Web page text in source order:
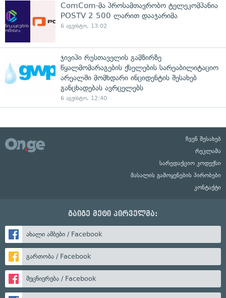
ComCom-მა პროსამთავრობო ტელეკომპანია
POSTV 2 500 ლარით დააჯარიმა
6 აგვისტო, 13:02
ჯივიპი რუსთაველის გამზირზე
წყალმომარაგების ქსელების სარეაბილიტაციო
არეალში მომხდარი ინციდენტის შესახებ
განცხადებას ავრცელებს
6 აგვისტო, 12:40
ჩვენ შესახებ
რეკლამა
სარედაქციო კოდექსი
მასალის გამოყენების პირობები
კონტაქტი
გაიგე მეტი პირველმა:
ახალი ამბები / Facebook
გართობა / Facebook
მეცნიერება / Facebook